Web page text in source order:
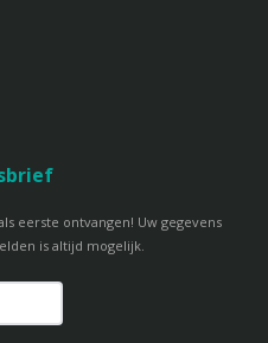
eerste ontvangen! Uw gegevens
is altijd mogelijk.